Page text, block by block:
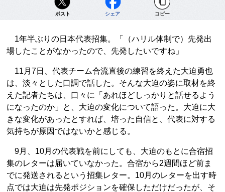
ポスト シェア コピー
1年半ぶりの日本代表招集。「（ハリル体制で）先発出
場したことがなかったので、先発したいですね」
11月7日、代表チーム合流直後の練習を終えた大迫勇也
は、淡々とした口調で話した。そんな大迫の姿に取材を終
えた記者たちは、口々に「あれほどしっかりと話せるよう
になったのか」と、大迫の変化について語った。大迫に大
きな変化があったとすれば、培った自信と、代表に対する
気持ちが原因ではないかと感じる。
9月、10月の代表戦を前にしても、大迫のもとに合宿招
集のレターは届いていなかった。合宿から2週間ほど前ま
でに発送されるという招集レター。10月のレターを出す時
点では大迫は先発ポジションを確保しただけだったが、そ